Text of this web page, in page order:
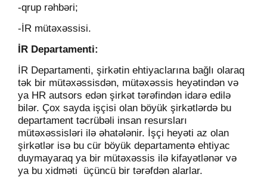
-qrup rəhbəri;
-İR mütəxəssisi.
İR Departamenti:
İR Departamenti, şirkətin ehtiyaclarına bağlı olaraq
tək bir mütəxəssisdən, mütəxəssis heyətindən və
ya HR autsors edən şirkət tərəfindən idarə edilə
bilər. Çox sayda işçisi olan böyük şirkətlərdə bu
departament təcrübəli insan resursları
mütəxəssisləri ilə əhatələnir. İşçi heyəti az olan
şirkətlər isə bu cür böyük departamentə ehtiyac
duymayaraq ya bir mütəxəssis ilə kifayətlənər və
ya bu xidməti üçüncü bir tərəfdən alarlar.